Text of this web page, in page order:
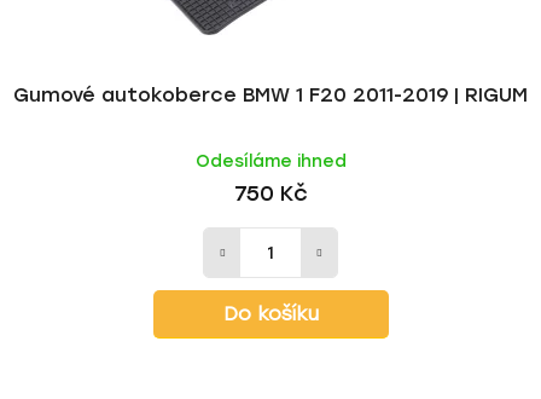
Gumové autokoberce BMW 1 F20 2011-2019 | RIGUM
Odesíláme ihned
750 Kč
Do košíku